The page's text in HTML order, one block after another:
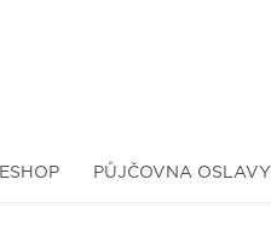
ESHOP PŮJČOVNA OSLAVY